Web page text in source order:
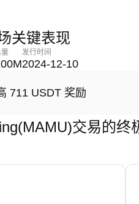
关键表现
发行时间
2024-12-10
711 USDT 奖励
交易的终